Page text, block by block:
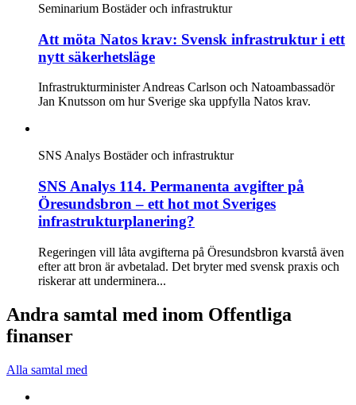
Seminarium Bostäder och infrastruktur
Att möta Natos krav: Svensk infrastruktur i ett
nytt säkerhetsläge
Infrastrukturminister Andreas Carlson och Natoambassadör
Jan Knutsson om hur Sverige ska uppfylla Natos krav.
SNS Analys Bostäder och infrastruktur
SNS Analys 114. Permanenta avgifter på
Öresundsbron – ett hot mot Sveriges
infrastrukturplanering?
Regeringen vill låta avgifterna på Öresundsbron kvarstå även
efter att bron är avbetalad. Det bryter med svensk praxis och
riskerar att underminera...
Andra samtal med inom Offentliga
finanser
Alla samtal med